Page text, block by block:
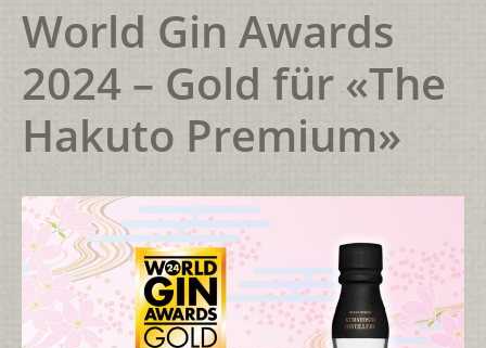
World Gin Awards
2024 – Gold für «The
Hakuto Premium»